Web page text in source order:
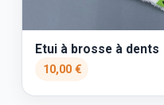
Etui à brosse à dents
10,00 €